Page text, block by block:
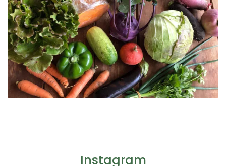
Instagram